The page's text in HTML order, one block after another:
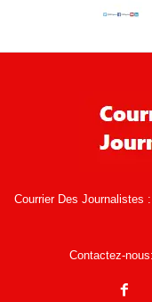
Courrier Des Journalistes
Contactez-nous: